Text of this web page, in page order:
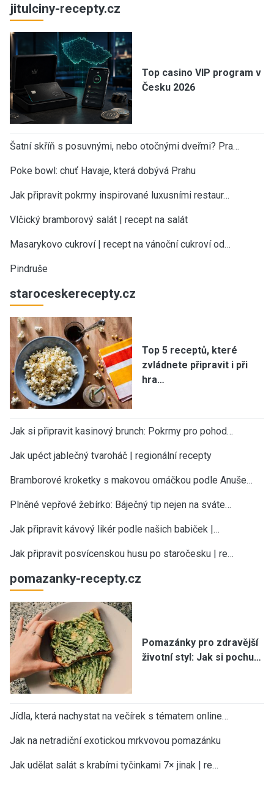
jitulciny-recepty.cz
Top casino VIP program v
Česku 2026
Šatní skříň s posuvnými, nebo otočnými dveřmi? Pra…
Poke bowl: chuť Havaje, která dobývá Prahu
Jak připravit pokrmy inspirované luxusními restaur…
Vlčický bramborový salát | recept na salát
Masarykovo cukroví | recept na vánoční cukroví od…
Pindruše
staroceskerecepty.cz
Top 5 receptů, které
zvládnete připravit i při
hra…
Jak si připravit kasinový brunch: Pokrmy pro pohod…
Jak upéct jablečný tvaroháč | regionální recepty
Bramborové kroketky s makovou omáčkou podle Anuše…
Plněné vepřové žebírko: Báječný tip nejen na sváte…
Jak připravit kávový likér podle našich babiček |…
Jak připravit posvícenskou husu po staročesku | re…
pomazanky-recepty.cz
Pomazánky pro zdravější
životní styl: Jak si pochu…
Jídla, která nachystat na večírek s tématem online…
Jak na netradiční exotickou mrkvovou pomazánku
Jak udělat salát s krabími tyčinkami 7× jinak | re…